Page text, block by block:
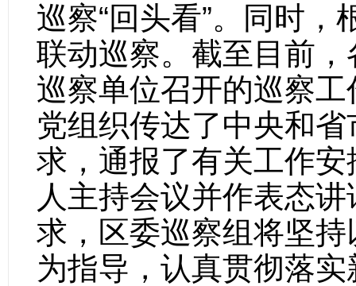
巡察“回头看”。同时
联动巡察。截至目前
巡察单位召开的巡察
党组织传达了中央和
求，通报了有关工作
人主持会议并作表态讲
求，区委巡察组将坚
为指导，认真贯彻落